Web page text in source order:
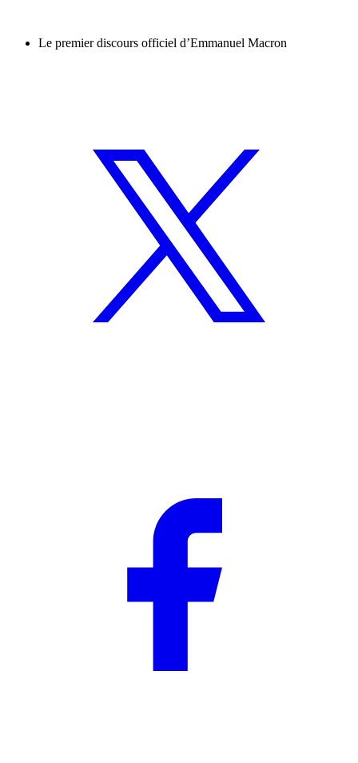
Le premier discours officiel d’Emmanuel Macron